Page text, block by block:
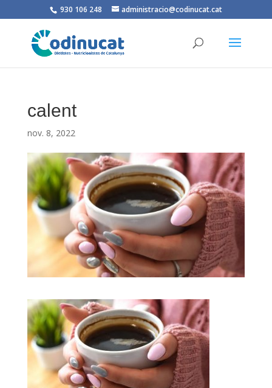
930 106 248 administracio@codinucat.cat
calent
nov. 8, 2022